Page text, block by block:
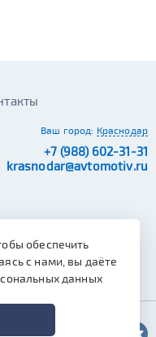
Ваш город: Краснодар
+7 (988) 602-31-31
krasnodar@avtomotiv.ru
обеспечить
с нами, вы даёте
данных